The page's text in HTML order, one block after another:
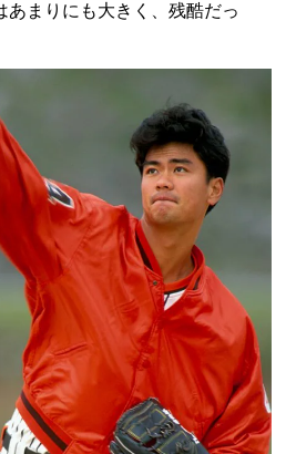
あまりにも大きく、残酷だっ